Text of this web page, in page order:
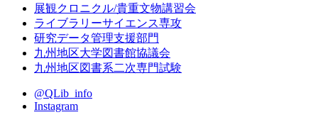
展観クロニクル/貴重文物講習会
ライブラリーサイエンス専攻
研究データ管理支援部門
九州地区大学図書館協議会
九州地区図書系二次専門試験
@QLib_info
Instagram